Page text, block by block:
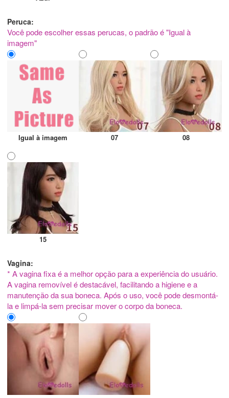
Peruca:
Você pode escolher essas perucas, o padrão é "Igual à
imagem"
Igual à imagem 07 08
15
Vagina:
* A vagina fixa é a melhor opção para a experiência do usuário.
A vagina removível é destacável, facilitando a higiene e a
manutenção da sua boneca. Após o uso, você pode desmontá-
la e limpá-la sem precisar mover o corpo da boneca.